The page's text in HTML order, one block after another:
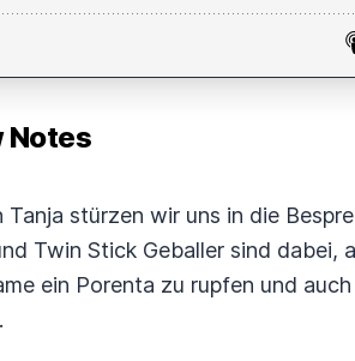
Notes
stürzen wir uns in die
Twin Stick Geballer sind dabei,
ein Porenta zu rupfen und